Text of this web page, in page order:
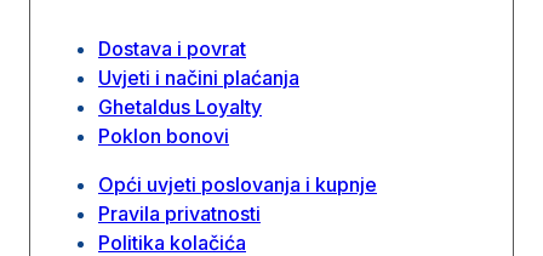
Dostava i povrat
Uvjeti i načini plaćanja
Ghetaldus Loyalty
Poklon bonovi
Opći uvjeti poslovanja i kupnje
Pravila privatnosti
Politika kolačića